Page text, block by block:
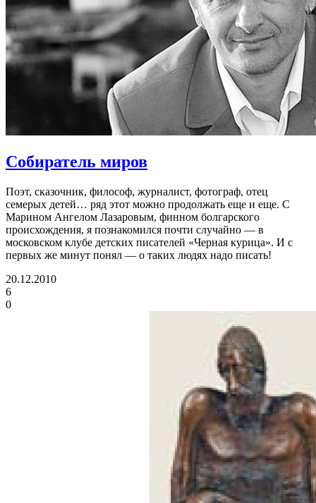
Собиратель миров
Поэт, сказочник, философ, журналист, фотограф, отец
семерых детей… ряд этот можно продолжать еще и еще. С
Марином Ангелом Лазаровым, финном болгарского
происхождения, я познакомился почти случайно — в
московском клубе детских писателей «Черная курица». И с
первых же минут понял — о таких людях надо писать!
20.12.2010
6
0